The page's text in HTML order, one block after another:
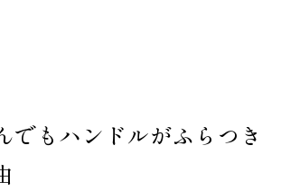
でもハンドルがふらつき